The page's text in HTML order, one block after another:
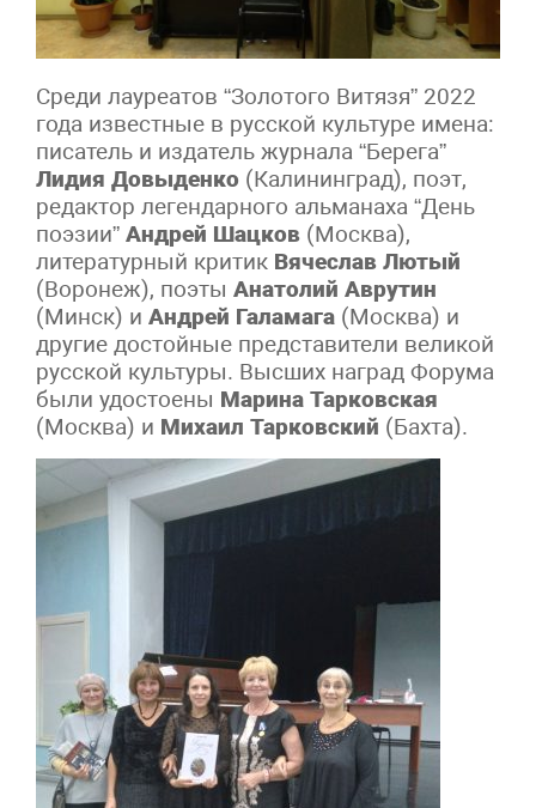
Среди лауреатов “Золотого Витязя” 2022
года известные в русской культуре имена:
писатель и издатель журнала “Берега”
Лидия Довыденко (Калининград), поэт,
редактор легендарного альманаха “День
поэзии” Андрей Шацков (Москва),
литературный критик Вячеслав Лютый
(Воронеж), поэты Анатолий Аврутин
(Минск) и Андрей Галамага (Москва) и
другие достойные представители великой
русской культуры. Высших наград Форума
были удостоены Марина Тарковская
(Москва) и Михаил Тарковский (Бахта).